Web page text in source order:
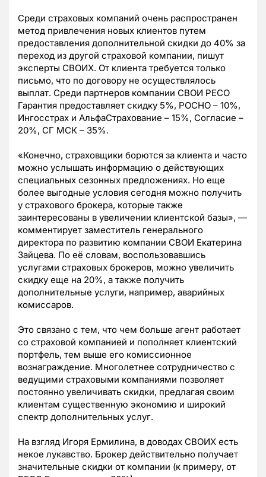
Среди страховых компаний очень распространен
метод привлечения новых клиентов путем
предоставления дополнительной скидки до 40% за
переход из другой страховой компании, пишут
эксперты СВОИХ. От клиента требуется только
письмо, что по договору не осуществлялось
выплат. Среди партнеров компании СВОИ РЕСО
Гарантия предоставляет скидку 5%, РОСНО – 10%,
Ингосстрах и АльфаСтрахование – 15%, Согласие –
20%, СГ МСК – 35%.
«Конечно, страховщики борются за клиента и часто
можно услышать информацию о действующих
специальных сезонных предложениях. Но еще
более выгодные условия сегодня можно получить
у страхового брокера, которые также
заинтересованы в увеличении клиентской базы», —
комментирует заместитель генерального
директора по развитию компании СВОИ Екатерина
Зайцева. По её словам, воспользовавшись
услугами страховых брокеров, можно увеличить
скидку еще на 20%, а также получить
дополнительные услуги, например, аварийных
комиссаров.
Это связано с тем, что чем больше агент работает
со страховой компанией и пополняет клиентский
портфель, тем выше его комиссионное
вознаграждение. Многолетнее сотрудничество с
ведущими страховыми компаниями позволяет
постоянно увеличивать скидки, предлагая своим
клиентам существенную экономию и широкий
спектр дополнительных услуг.
На взгляд Игоря Ермилина, в доводах СВОИХ есть
некое лукавство. Брокер действительно получает
значительные скидки от компании (к примеру, от